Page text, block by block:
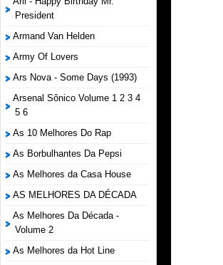
President
Armand Van Helden
Army Of Lovers
Ars Nova - Some Days (1993)
Arsenal Sônico Volume 1 2 3 4
5 6
As 10 Melhores Do Rap
As Borbulhantes Da Pepsi
As Melhores da Casa House
AS MELHORES DA DÉCADA
As Melhores Da Década -
Volume 2
As Melhores da Hot Line